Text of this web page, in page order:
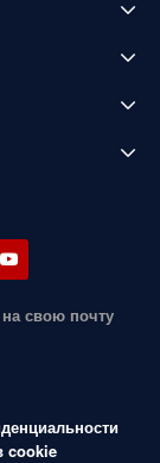
свою почту
cookie